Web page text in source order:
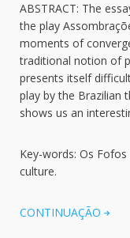
ABSTRACT: The
the play
moments of
traditional notion of
presents itself
play by the Brazilian
shows us an
Key-words: Os
culture.
CONTINUAÇÃO